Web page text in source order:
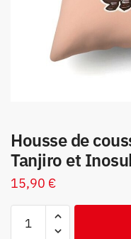
Housse de
Tanjiro et
15,90 €